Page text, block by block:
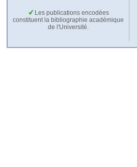
Les publications encodées
constituent la bibliographie académique
de l'Université.